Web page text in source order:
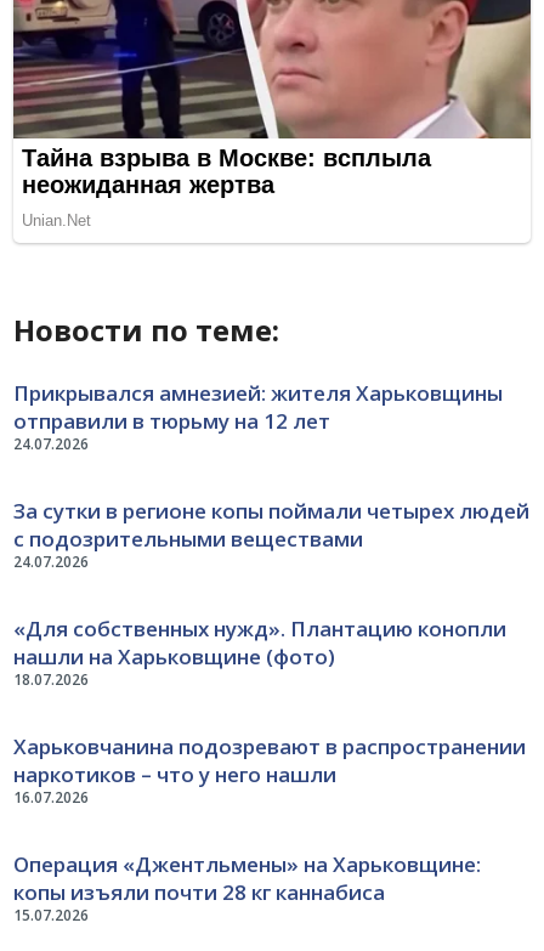
Новости по теме:
24.07.2026
Прикрывался амнезией: жителя Харьковщины
отправили в тюрьму на 12 лет
24.07.2026
За сутки в регионе копы поймали четырех людей
с подозрительными веществами
18.07.2026
«Для собственных нужд». Плантацию конопли
нашли на Харьковщине (фото)
16.07.2026
Харьковчанина подозревают в распространении
наркотиков – что у него нашли
15.07.2026
Операция «Джентльмены» на Харьковщине:
копы изъяли почти 28 кг каннабиса